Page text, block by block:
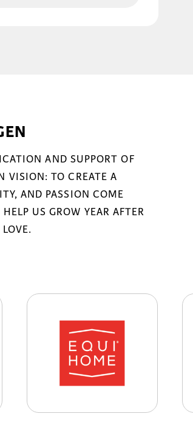
AND SUPPORT OF
VISION: TO CREATE A
AND PASSION COME
US GROW YEAR AFTER